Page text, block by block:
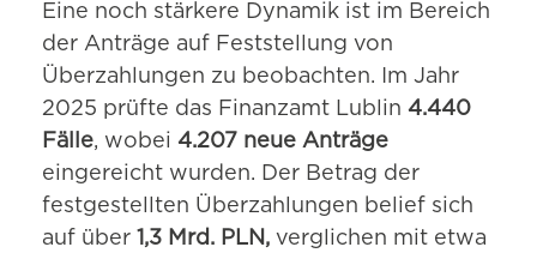
Eine noch stärkere Dynamik ist im Bereich
der Anträge auf Feststellung von
Überzahlungen zu beobachten. Im Jahr
2025 prüfte das Finanzamt Lublin 4.440
Fälle, wobei 4.207 neue Anträge
eingereicht wurden. Der Betrag der
festgestellten Überzahlungen belief sich
auf über 1,3 Mrd. PLN, verglichen mit etwa